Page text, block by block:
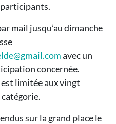
mail jusqu’au dimanche
avec un
concernée.
limitée aux vingt
sur la grand place le